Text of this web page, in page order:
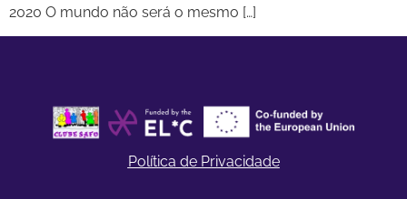
2020 O mundo não será o mesmo […]
Política de Privacidade